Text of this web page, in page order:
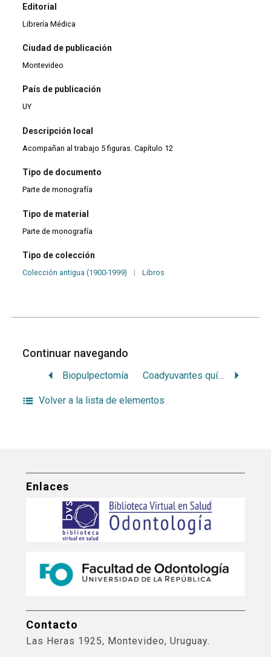
Editorial
Librería Médica
Ciudad de publicación
Montevideo
País de publicación
UY
Descripción local
Acompañan al trabajo 5 figuras. Capítulo 12
Tipo de documento
Parte de monografía
Tipo de material
Parte de monografía
Tipo de colección
Colección antigua (1900-1999) | Libros
Continuar navegando
Biopulpectomía Coadyuvantes químicos
Volver a la lista de elementos
Enlaces
Contacto
Las Heras 1925, Montevideo, Uruguay.